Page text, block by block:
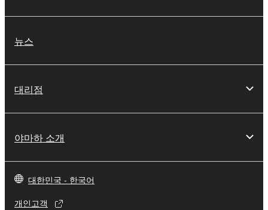
뉴스
대리점
야마하 소개
대한민국 - 한국어
개인고객